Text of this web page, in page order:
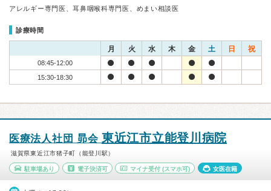
アレルギー専門医、耳鼻咽喉科専門医、めまい相談医
診療時間
月 火 水 木 金 土 日 祝
08:45-12:00
15:30-18:30
医療法人社団 昴会 東近江市立能登川病院
滋賀県東近江市猪子町（能登川駅）
駐車場あり 電子決済可 マイナ受付 (スマホ可) 女医在籍